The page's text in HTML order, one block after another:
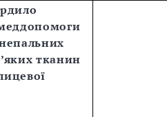
тканин